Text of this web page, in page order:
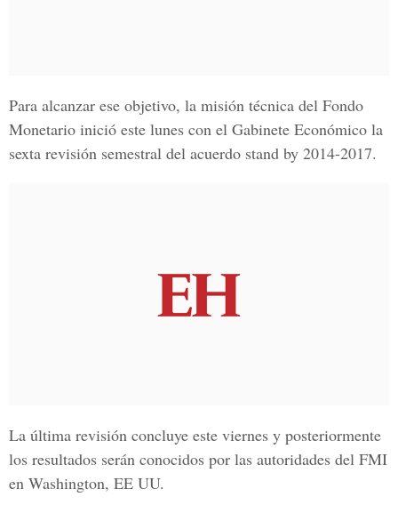
Para alcanzar ese objetivo, la misión técnica del Fondo
Monetario inició este lunes con el Gabinete Económico la
sexta revisión semestral del acuerdo stand by 2014-2017.
La última revisión concluye este viernes y posteriormente
los resultados serán conocidos por las autoridades del FMI
en Washington, EE UU.